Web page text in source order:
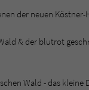
der neuen Köstner-
& der blutrot
Wald - das kleine